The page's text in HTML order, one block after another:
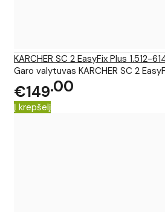
KARCHER SC 2 EasyFix Plus 1.512-
Garo valytuvas KARCHER SC 2
€149 00
Į krepšelį